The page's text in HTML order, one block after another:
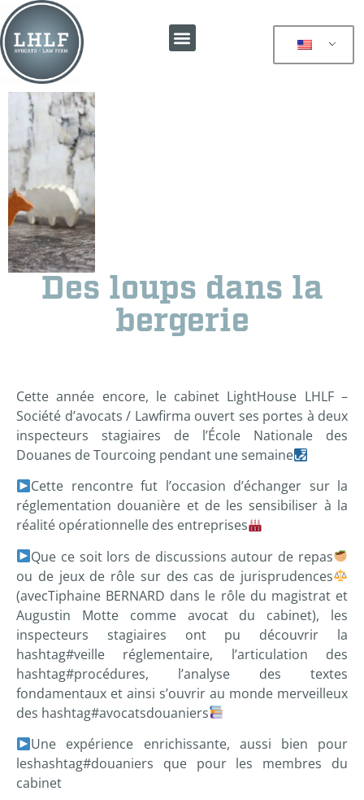
Des loups dans la
bergerie
Cette année encore, le cabinet LightHouse LHLF –
Société d’avocats / Lawfirma ouvert ses portes à deux
inspecteurs stagiaires de l’École Nationale des
Douanes de Tourcoing pendant une semaine
Cette rencontre fut l’occasion d’échanger sur la
réglementation douanière et de les sensibiliser à la
réalité opérationnelle des entreprises
Que ce soit lors de discussions autour de repas
ou de jeux de rôle sur des cas de jurisprudences
(avecTiphaine BERNARD dans le rôle du magistrat et
Augustin Mottecomme avocat du cabinet), les
inspecteurs stagiaires ont pu découvrir la
hashtag#veille réglementaire, l’articulation des
hashtag#procédures, l’analyse des textes
fondamentaux et ainsi s’ouvrir au monde merveilleux
des hashtag#avocatsdouaniers
Une expérience enrichissante, aussi bien pour
leshashtag#douaniers que pour les membres du
cabinet